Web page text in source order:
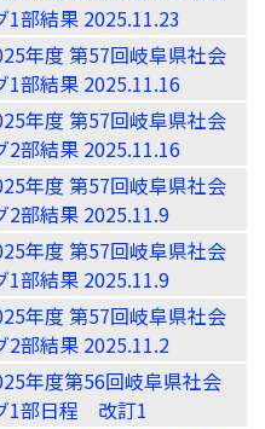
1部結果 2025.11.23
年度 第57回岐阜県社会
1部結果 2025.11.16
年度 第57回岐阜県社会
2部結果 2025.11.16
年度 第57回岐阜県社会
2部結果 2025.11.9
年度 第57回岐阜県社会
1部結果 2025.11.9
年度 第57回岐阜県社会
2部結果 2025.11.2
年度第56回岐阜県社会
1部日程 改訂1